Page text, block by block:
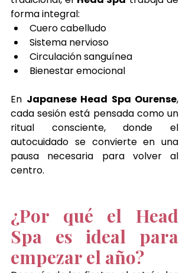
forma integral:
Cuero cabelludo
Sistema nervioso
Circulación sanguínea
Bienestar emocional
En Japanese Head Spa Ourense,
cada sesión está pensada como un
ritual consciente, donde el
autocuidado se convierte en una
pausa necesaria para volver al
centro.
¿Por qué el Head
Spa es ideal para
empezar el año?